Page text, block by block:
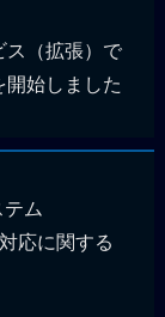
ス（拡張）で
開始しました
ム
応に関する